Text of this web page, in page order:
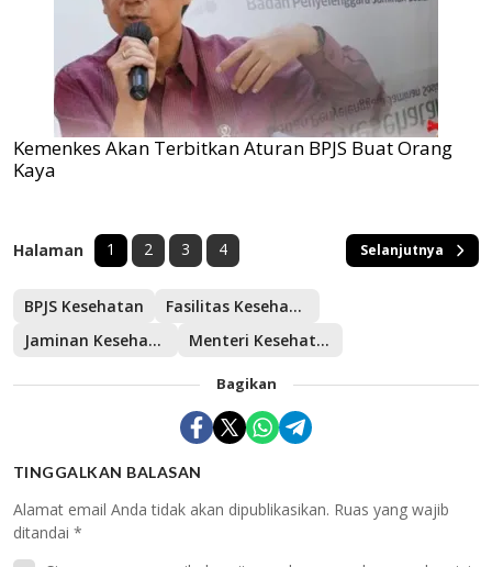
Kemenkes Akan Terbitkan Aturan BPJS Buat Orang
Kaya
Halaman 1 2 3 4 Selanjutnya
BPJS Kesehatan
Fasilitas Kesehatan Tingkat Pertama
Jaminan Kesehatan Nasional
Menteri Kesehatan
Bagikan
TINGGALKAN BALASAN
Alamat email Anda tidak akan dipublikasikan. Ruas yang wajib
ditandai *